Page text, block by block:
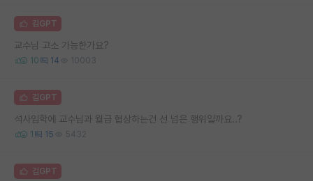
김GPT
교수님 고소 가능한가요?
10 14 10003
김GPT
석사입학에 교수님과 월급 협상하는건 선 넘은 행위일까요..?
1 15 5432
김GPT